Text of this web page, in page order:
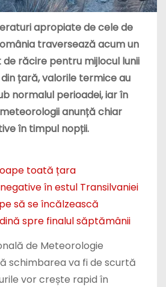
apropiate de cele de
traversează acum un
răcire pentru mijlocul lunii
țară, valorile termice au
normalul perioadei, iar în
anunță chiar
în timpul nopții.
toată țara
în estul Transilvaniei
să se încălzească
spre finalul săptămânii
de Meteorologie
schimbarea va fi de scurtă
vor crește rapid în